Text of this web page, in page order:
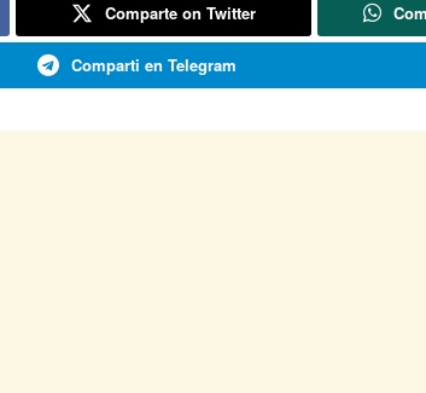
Comparte on Twitter
Comparti en Telegram